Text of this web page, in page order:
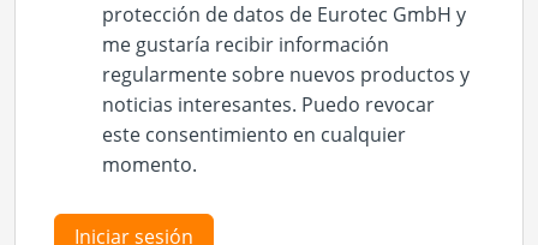
protección de datos de Eurotec GmbH y
me gustaría recibir información
regularmente sobre nuevos productos y
noticias interesantes. Puedo revocar
este consentimiento en cualquier
momento.